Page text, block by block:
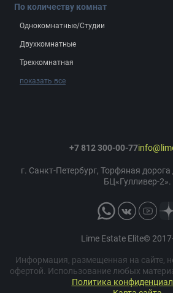
По количеству комнат
Однокомнатные/Студии
Двухкомнатные
Трехкомнатная
показать все
Lime Estate Elite©
Информация, размещенная на сайте,
офертой. Использование любых
Политика
+7 812 300-00-77
г. Санкт-Петербург, Торфяная
БЦ«Гулливер-2».